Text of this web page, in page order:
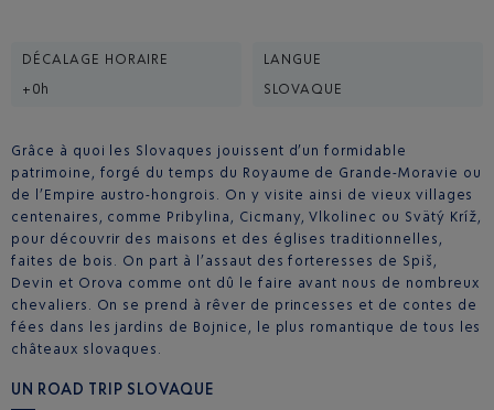
DÉCALAGE HORAIRE
+0h
LANGUE
SLOVAQUE
Grâce à quoi les Slovaques jouissent d’un formidable
patrimoine, forgé du temps du Royaume de Grande-Moravie ou
de l’Empire austro-hongrois. On y visite ainsi de vieux villages
centenaires, comme Pribylina, Cicmany, Vlkolinec ou Svätý Kríž,
pour découvrir des maisons et des églises traditionnelles,
faites de bois. On part à l’assaut des forteresses de Spiš,
Devin et Orova comme ont dû le faire avant nous de nombreux
chevaliers. On se prend à rêver de princesses et de contes de
fées dans les jardins de Bojnice, le plus romantique de tous les
châteaux slovaques.
UN ROAD TRIP SLOVAQUE